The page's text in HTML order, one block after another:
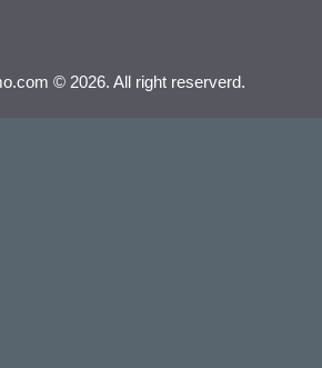
© 2026. All right reserverd.